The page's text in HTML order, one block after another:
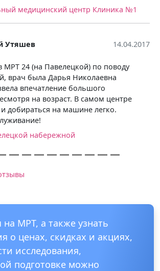
медицинский центр Клиника №1
Утяшев 14.04.2017
МРТ 24 (на Павелецкой) по поводу
врач была Дарья Николаевна
впечатление большого
на возраст. В самом центре
добираться на машине легко.
набережной
на МРТ, а также узнать
о ценах, скидках и акциях,
исследования,
подготовке можно